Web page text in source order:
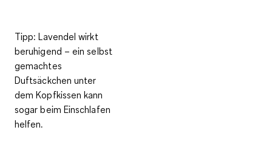
Tipp: Lavendel wirkt
beruhigend – ein selbst
gemachtes
Duftsäckchen unter
dem Kopfkissen kann
sogar beim Einschlafen
helfen.